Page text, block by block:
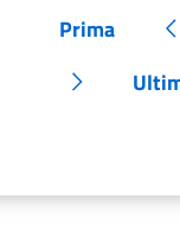
Pagina
Prima
Pagina